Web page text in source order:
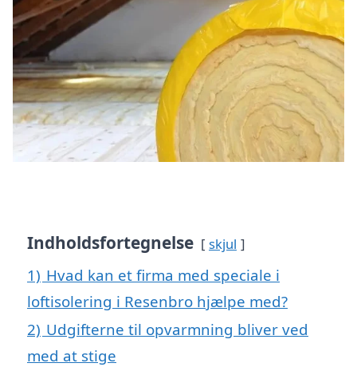
Indholdsfortegnelse skjul
1) Hvad kan et firma med speciale i
loftisolering i Resenbro hjælpe med?
2) Udgifterne til opvarmning bliver ved
med at stige